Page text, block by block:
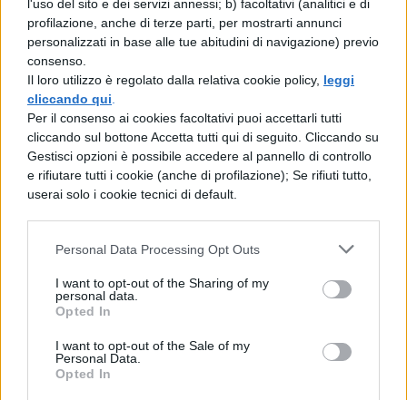
l'uso del sito e dei servizi annessi; b) facoltativi (analitici e di
profilazione, anche di terze parti, per mostrarti annunci
personalizzati in base alle tue abitudini di navigazione) previo
consenso.
Il loro utilizzo è regolato dalla relativa cookie policy, leggi
cliccando qui
Per il consenso ai cookies facoltativi puoi accettarli tutti
cliccando sul bottone Accetta tutti qui di seguito. Cliccando su
Gestisci opzioni è possibile accedere al pannello di controllo
e rifiutare tutti i cookie (anche di profilazione); Se rifiuti tutto,
userai solo i cookie tecnici di default.
Personal Data Processing Opt Outs
I want to opt-out of the Sharing of my
personal data.
Opted In
I want to opt-out of the Sale of my
Personal Data.
Opted In
Scipione, Scipione saccheggiò la Corsica e
la Sardegna, molte migliaia di prigionieri
portò da lì, celebrò il trionfo.
TI POTREBBE INTERESSARE